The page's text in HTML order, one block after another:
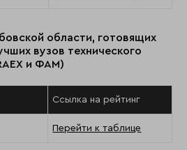
области, готовящих
вузов технического
и ФАМ)
Ссылка на рейтинг
Перейти к таблице